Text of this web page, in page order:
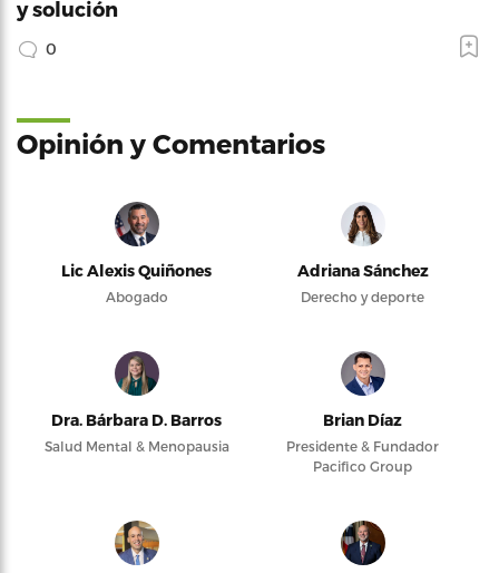
y solución
0
Opinión y Comentarios
Lic Alexis Quiñones
Abogado
Adriana Sánchez
Derecho y deporte
Dra. Bárbara D. Barros
Salud Mental & Menopausia
Brian Díaz
Presidente & Fundador
Pacifico Group